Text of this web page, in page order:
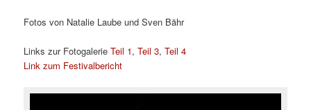
Fotos von Natalie Laube und Sven Bähr
Links zur FotogalerieTeil 1,Teil 3,Teil 4
Link zum Festivalbericht